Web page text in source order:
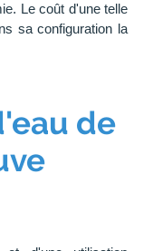
Le coût d'une telle
sa configuration la
de